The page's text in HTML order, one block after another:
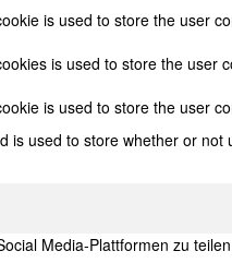
is used to store the user
is used to store the user
is used to store the user
is used to store whether or
Media-Plattformen zu